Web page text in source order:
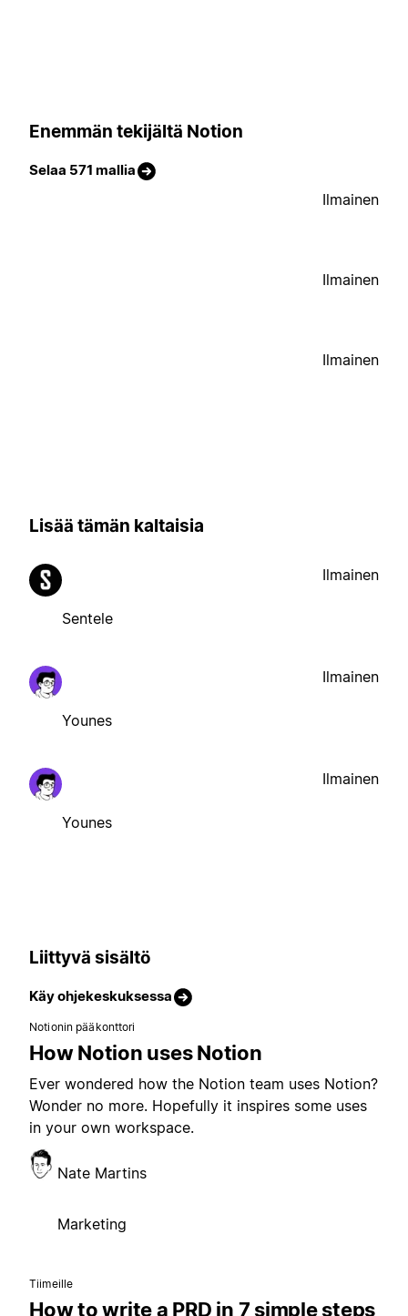
Enemmän tekijältä Notion
Selaa 571 mallia
Ilmainen
Ilmainen
Ilmainen
Lisää tämän kaltaisia
Sentele
Ilmainen
Younes
Ilmainen
Younes
Ilmainen
Liittyvä sisältö
Käy ohjekeskuksessa
Notionin pääkonttori
How Notion uses Notion
Ever wondered how the Notion team uses Notion?
Wonder no more. Hopefully it inspires some uses
in your own workspace.
Nate Martins
Marketing
Tiimeille
How to write a PRD in 7 simple steps